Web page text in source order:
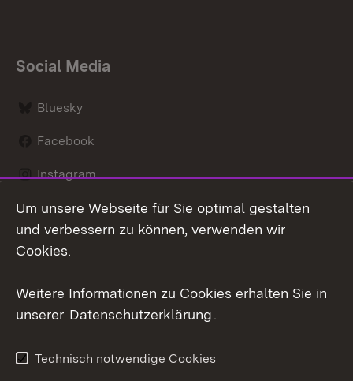
Social Media
Bluesky
Facebook
Instagram
LinkedIn
Datenschutz
Barrierefreiheit
Um unsere Webseite für Sie optimal gestalten
und verbessern zu können, verwenden wir
Cookies.
Weitere Informationen zu Cookies erhalten Sie in
unserer Datenschutzerklärung.
Technisch notwendige Cookies